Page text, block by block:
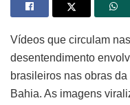
Vídeos que circulam
desentendimento
brasileiros nas obras
Bahia. As imagens